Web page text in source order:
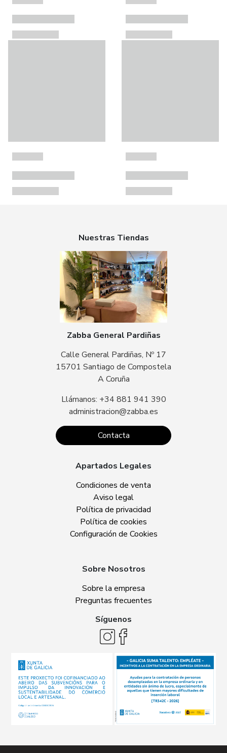
Nuestras Tiendas
Zabba General Pardiñas
Calle General Pardiñas, Nº 17
15701 Santiago de Compostela
A Coruña
Llámanos: +34 881 941 390
administracion@zabba.es
Contacta
Apartados Legales
Condiciones de venta
Aviso legal
Política de privacidad
Política de cookies
Configuración de Cookies
Sobre Nosotros
Sobre la empresa
Preguntas frecuentes
Síguenos